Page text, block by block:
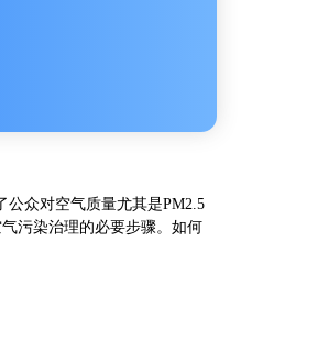
众对空气质量尤其是PM2.5
污染治理的必要步骤。如何